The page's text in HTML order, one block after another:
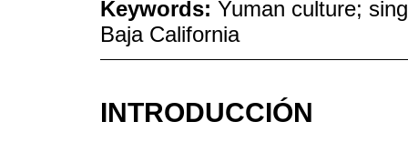
Keywords: Yuman culture;
Baja California
INTRODUCCIÓN